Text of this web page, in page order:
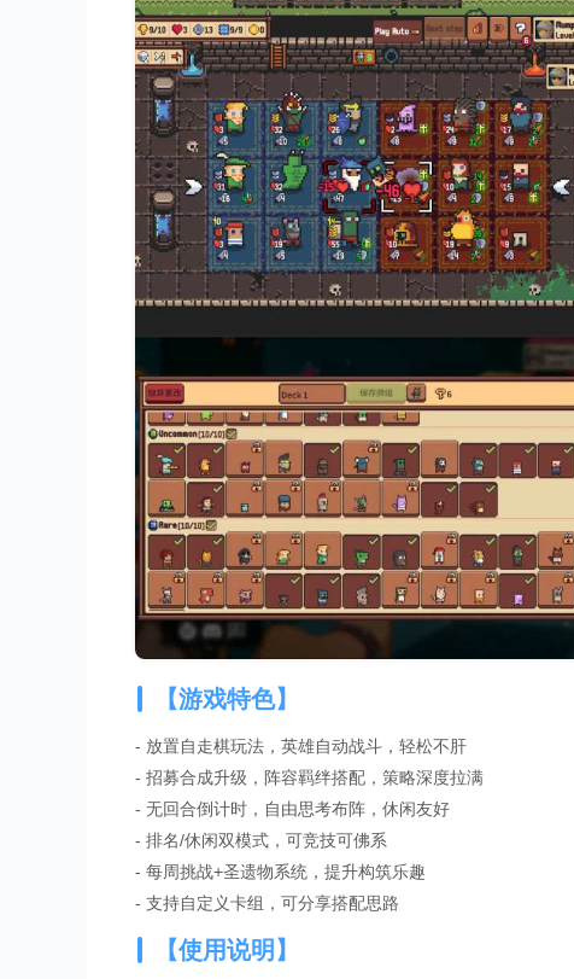
【游戏特色】
- 放置自走棋玩法，英雄自动战斗，轻松不肝
- 招募合成升级，阵容羁绊搭配，策略深度拉满
- 无回合倒计时，自由思考布阵，休闲友好
- 排名/休闲双模式，可竞技可佛系
- 每周挑战+圣遗物系统，提升构筑乐趣
- 支持自定义卡组，可分享搭配思路
【使用说明】